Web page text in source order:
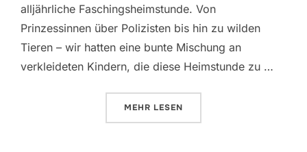
alljährliche Faschingsheimstunde. Von
Prinzessinnen über Polizisten bis hin zu wilden
Tieren – wir hatten eine bunte Mischung an
verkleideten Kindern, die diese Heimstunde zu …
MEHR ÜBER “FASCHINGSHEIMSTUNDE
LESEN